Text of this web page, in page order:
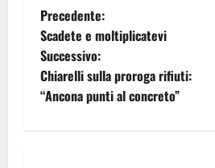
Precedente:
Scadete e moltiplicatevi
Successivo:
Chiarelli sulla proroga rifiuti:
“Ancona punti al concreto”